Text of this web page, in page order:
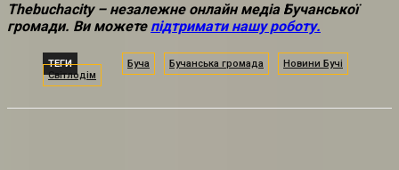
Thebuchacity – незалежне онлайн медіа Бучанської
громади. Ви можете підтримати нашу роботу.
ТЕГИ Буча Бучанська громада
Новини Бучі
Світлодім